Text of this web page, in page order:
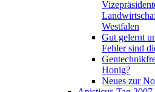
Westfalen
Gut gelernt
Fehler sind
Honig?
Neues zur